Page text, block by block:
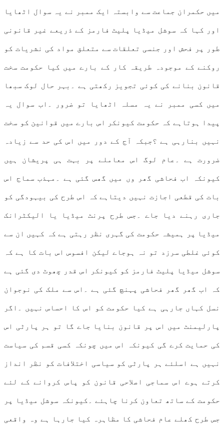
میں حکمران جماعت سے وابستہ ایک ممبر نے یہ سوال اٹھایا
اور کہا کہ سوشل میڈیا پلیٹ فارمز کے ذریعے غیر قانونی
طور پر فحش اور جنسی تعلقات سے متعلق مواد کی نشریات کو
روکنے کے موجودہ طریقہ کار کے بارے میں کیا حکومت سخت
قانون بنانے کی کوئی تجویز رکھتی ہے ۔بہر حال لوک سبھا
میں کسی ممبر نے یہ مسلہ اٹھایا تو ضرور ۔اب سوال یہ
پیدا ہوتاہے کہ حکومت کیونکر اس بارے میں قوانین کو سخت
نہیں بنارہی ہے ؟جبکہ آج کے دور میں اس کی حد سے زیادہ
ضرورت ہے ۔عام لوگ اس معاملے پر بہت ہی پریشان ہیں
کیونکہ اب فحاشی گھر وں میں گھس گئی ہے ۔مہذب سماج اس
بات کی قطعی اجازت نہیں دیتاہے کہ اس طرح کی بیہودگی کو
جاری رہنے دیا جاے ۔جس طرح پرنٹ میڈیا یا الیکٹرانک
میڈیا پر ہمیشہ حکومت کی گہری نظر رہتی ہے کہ کہیں ان سے
کوئی غلطی سرزد تو نہ ہوجاے لیکن افسوس اس بات کا ہے کہ
سوشل میڈیا پلیٹ فارمز کو کیونکر اس قدر چھوٹ دی گئی ہے
کہ اب گھر گھر فحاشی پہنچ گئی ہے ۔اس سے ملک کی نوجوان
نسل کہاں جارہی ہے کیا حکومت کو اس کا احساس نہیں ۔اگر
پارلیمنٹ میں اس پر قانون بنایا جاے گا تو ہر پارٹی اس
کی حمایت کرے گی کیونکہ اس میں چونکہ کسی قسم کی سیاست
نہیں ہے اسلئے ہر پارٹی کو سیاسی اختلافات کو نظر انداز
کرتے ہوے اس سماجی اصلاحی قانون کو پاس کروانے کے لئے
حکومت کے ساتھ تعاون کرنا چاہئے ۔کیونکہ سوشل میڈیا پر
جس طرح کھلے عام فحاشی کا مظاہرہ کیا جارہا ہے وہ واقعی